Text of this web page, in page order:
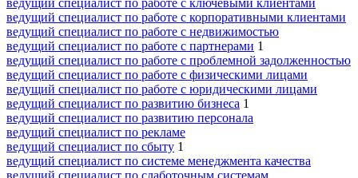
ведущий специалист по работе с корпоративными клиентами
ведущий специалист по работе с недвижимостью
ведущий специалист по работе с партнерами 1
ведущий специалист по работе с проблемной задолженностью
ведущий специалист по работе с физическими лицами
ведущий специалист по работе с юридическими лицами
ведущий специалист по развитию бизнеса 1
ведущий специалист по развитию персонала
ведущий специалист по рекламе
ведущий специалист по сбыту 1
ведущий специалист по системе менеджмента качества
ведущий специалист по слаботочным системам